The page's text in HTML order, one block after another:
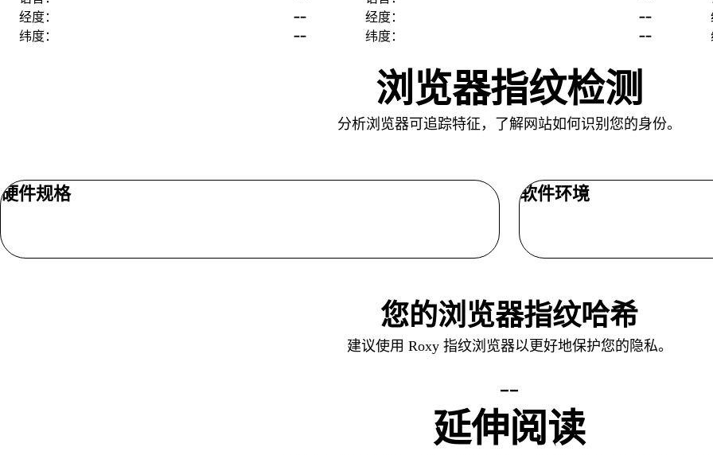
经度： --
纬度： --
经度： --
纬度： --
浏览器指纹检测
分析浏览器可追踪特征，了解网站如何识别您的身份。
硬件规格 软件环境
您的浏览器指纹哈希
建议使用 Roxy 指纹浏览器以更好地保护您的隐私。
--
延伸阅读